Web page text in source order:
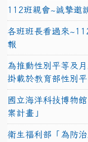
112班親會~誠摯邀
各班班長看過來
報
為推動性別平等及
掛載於教育部性別
國立海洋科技博物
案計畫」
衛生福利部「為防